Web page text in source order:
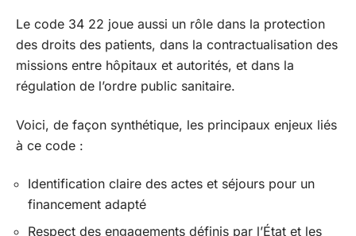
Le code 34 22 joue aussi un rôle dans la protection
des droits des patients, dans la contractualisation des
missions entre hôpitaux et autorités, et dans la
régulation de l’ordre public sanitaire.
Voici, de façon synthétique, les principaux enjeux liés
à ce code :
Identification claire des actes et séjours pour un
financement adapté
Respect des engagements définis par l’État et les